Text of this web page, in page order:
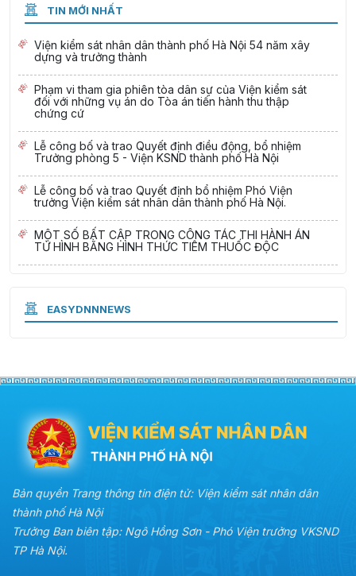
TIN MỚI NHẤT
Viện kiểm sát nhân dân thành phố Hà Nội 54 năm xây
dựng và trưởng thành
Phạm vi tham gia phiên tòa dân sự của Viện kiểm sát
đối với những vụ án do Tòa án tiến hành thu thập
chứng cứ
Lễ công bố và trao Quyết định điều động, bổ nhiệm
Trưởng phòng 5 - Viện KSND thành phố Hà Nội
Lễ công bố và trao Quyết định bổ nhiệm Phó Viện
trưởng Viện kiểm sát nhân dân thành phố Hà Nội.
MỘT SỐ BẤT CẬP TRONG CÔNG TÁC THI HÀNH ÁN
TỬ HÌNH BẰNG HÌNH THỨC TIÊM THUỐC ĐỘC
EASYDNNNEWS
Bản quyền Trang thông tin điện tử: Viện kiểm sát nhân dân
thành phố Hà Nội
Trưởng Ban biên tập: Ngô Hồng Sơn - Phó Viện trưởng VKSND
TP Hà Nội.